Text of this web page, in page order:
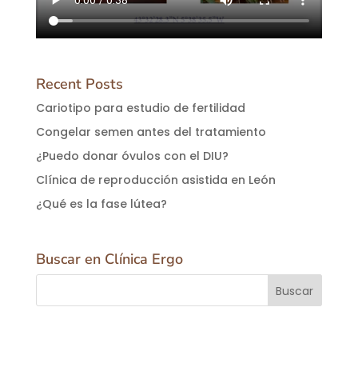
Recent Posts
Cariotipo para estudio de fertilidad
Congelar semen antes del tratamiento
¿Puedo donar óvulos con el DIU?
Clínica de reproducción asistida en León
¿Qué es la fase lútea?
Buscar en Clínica Ergo